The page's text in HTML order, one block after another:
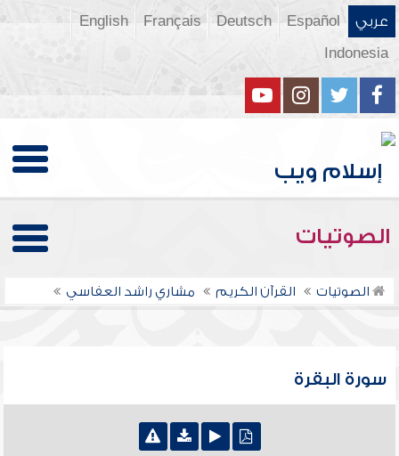
عربي Español
Deutsch
Français
English
Indonesia
الصوتيات
الصوتيات القرآن الكريم مشاري راشد العفاسي
سورة البقرة